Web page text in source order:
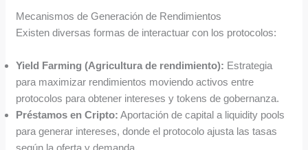
Mecanismos de Generación de Rendimientos
Existen diversas formas de interactuar con los protocolos:
Yield Farming (Agricultura de rendimiento): Estrategia
para maximizar rendimientos moviendo activos entre
protocolos para obtener intereses y tokens de gobernanza.
Préstamos en Cripto: Aportación de capital a liquidity pools
para generar intereses, donde el protocolo ajusta las tasas
según la oferta y demanda.